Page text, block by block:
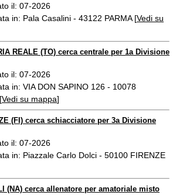
il: 07-2026
in: Pala Casalini - 43122 PARMA [Vedi su
REALE (TO) cerca centrale per 1a Divisione
il: 07-2026
in: VIA DON SAPINO 126 - 10078
Vedi su mappa]
(FI) cerca schiacciatore per 3a Divisione
il: 07-2026
in: Piazzale Carlo Dolci - 50100 FIRENZE
(NA) cerca allenatore per amatoriale misto